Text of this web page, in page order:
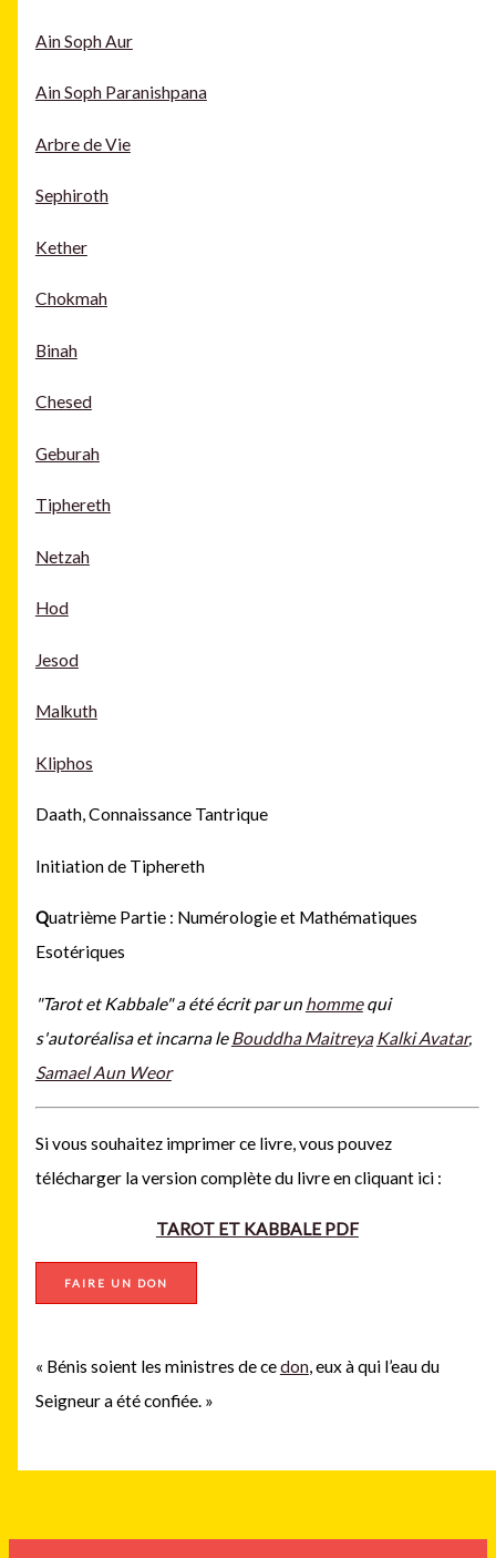
Ain Soph Aur
Ain Soph Paranishpana
Arbre de Vie
Sephiroth
Kether
Chokmah
Binah
Chesed
Geburah
Tiphereth
Netzah
Hod
Jesod
Malkuth
Kliphos
Daath, Connaissance Tantrique
Initiation de Tiphereth
Quatrième Partie : Numérologie et Mathématiques
Esotériques
"Tarot et Kabbale" a été écritpar un hommequi
s'autoréalisa et incarna leBouddha Maitreya Kalki Avatar,
Samael Aun Weor
Si vous souhaitez imprimer ce livre, vous pouvez
télécharger la version complète du livre en cliquant ici :
TAROT ET KABBALE PDF
FAIRE UN DON
« Bénis soient les ministres de cedon, eux à qui l’eau du
Seigneur a été confiée. »